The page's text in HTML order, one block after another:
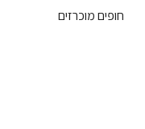
חופים מוכרזים